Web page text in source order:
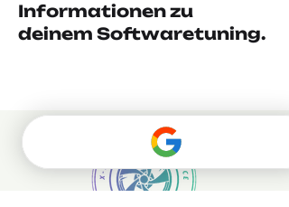
Informationen zu
deinem Softwaretuning.